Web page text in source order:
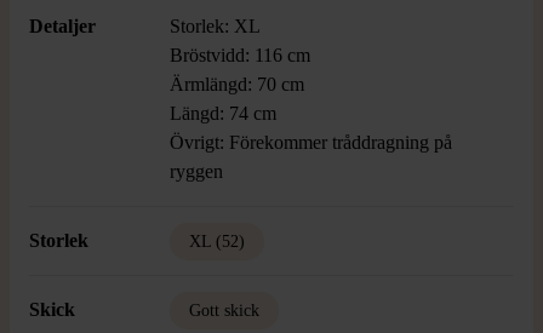
Detaljer
Storlek: XL
Bröstvidd: 116 cm
Ärmlängd: 70 cm
Längd: 74 cm
Övrigt: Förekommer tråddragning på
ryggen
Storlek XL (52)
Skick Gott skick